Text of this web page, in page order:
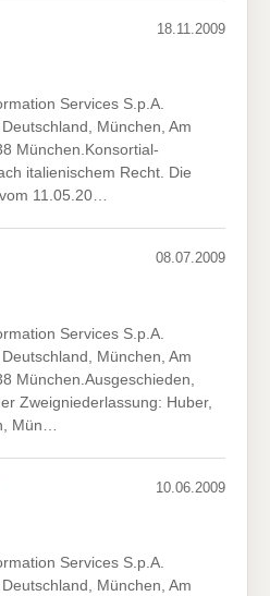
18.11.2009
Services S.p.A.
München, Am
München.Konsortial-
italienischem Recht. Die
11.05.20…
08.07.2009
Services S.p.A.
München, Am
München.Ausgeschieden,
Zweigniederlassung: Huber,
Mün…
10.06.2009
Services S.p.A.
München, Am